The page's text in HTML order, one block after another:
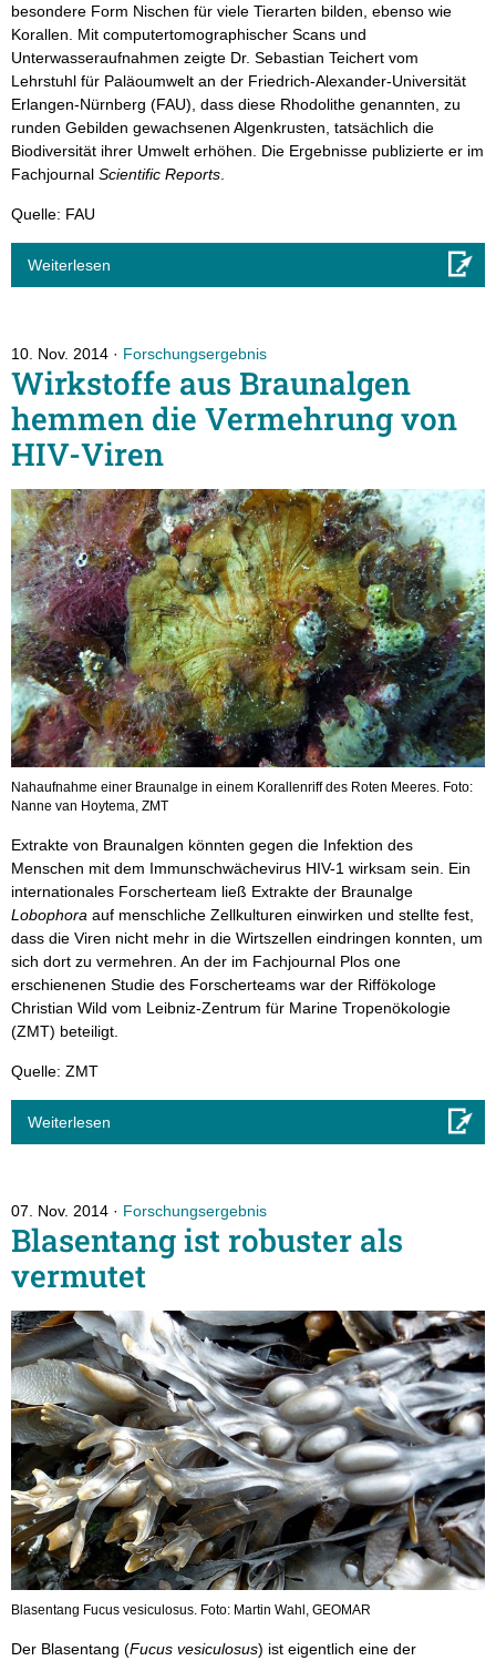
besondere Form Nischen für viele Tierarten bilden, ebenso wie
Korallen. Mit computertomographischer Scans und
Unterwasseraufnahmen zeigte Dr. Sebastian Teichert vom
Lehrstuhl für Paläoumwelt an der Friedrich-Alexander-Universität
Erlangen-Nürnberg (FAU), dass diese Rhodolithe genannten, zu
runden Gebilden gewachsenen Algenkrusten, tatsächlich die
Biodiversität ihrer Umwelt erhöhen. Die Ergebnisse publizierte er im
Fachjournal Scientific Reports
Quelle: FAU
Weiterlesen
10. Nov. 2014 Forschungsergebnis
Wirkstoffe aus Braunalgen
hemmen die Vermehrung von
HIV-Viren
Nahaufnahme einer Braunalge in einem Korallenriff des Roten Meeres. Foto:
Nanne van Hoytema, ZMT
Extrakte von Braunalgen könnten gegen die Infektion des
Menschen mit dem Immunschwächevirus HIV-1 wirksam sein. Ein
internationales Forscherteam ließ Extrakte der Braunalge
Lobophora auf menschliche Zellkulturen einwirken und stellte fest,
dass die Viren nicht mehr in die Wirtszellen eindringen konnten, um
sich dort zu vermehren. An der im Fachjournal Plos one
erschienenen Studie des Forscherteams war der Riffökologe
Christian Wild vom Leibniz-Zentrum für Marine Tropenökologie
(ZMT) beteiligt.
Quelle: ZMT
Weiterlesen
07. Nov. 2014 Forschungsergebnis
Blasentang ist robuster als
vermutet
Blasentang Fucus vesiculosus. Foto: Martin Wahl, GEOMAR
Der Blasentang (Fucus vesiculosus) ist eigentlich eine der